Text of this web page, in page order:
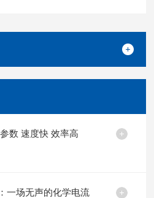
数 速度快 效率高
一场无声的化学电流